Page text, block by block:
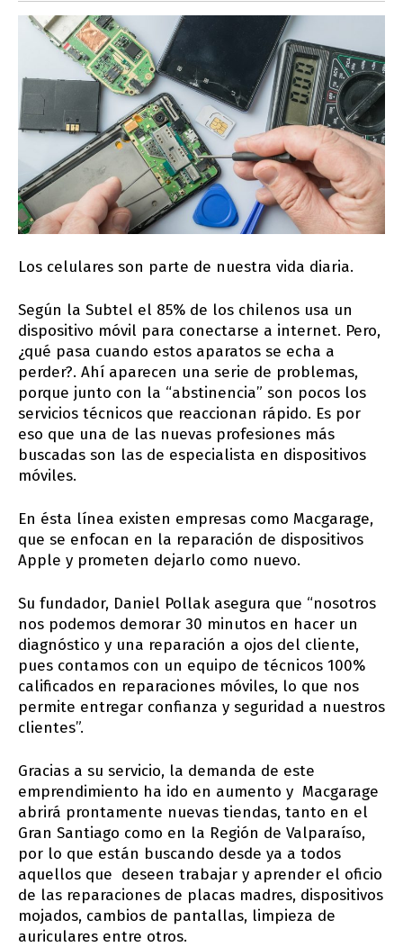
Los celulares son parte de nuestra vida diaria.
Según la Subtel el 85% de los chilenos usa un
dispositivo móvil para conectarse a internet. Pero,
¿qué pasa cuando estos aparatos se echa a
perder?. Ahí aparecen una serie de problemas,
porque junto con la “abstinencia” son pocos los
servicios técnicos que reaccionan rápido. Es por
eso que una de las nuevas profesiones más
buscadas son las de especialista en dispositivos
móviles.
En ésta línea existen empresas como Macgarage,
que se enfocan en la reparación de dispositivos
Apple y prometen dejarlo como nuevo.
Su fundador, Daniel Pollak asegura que “nosotros
nos podemos demorar 30 minutos en hacer un
diagnóstico y una reparación a ojos del cliente,
pues contamos con un equipo de técnicos 100%
calificados en reparaciones móviles, lo que nos
permite entregar confianza y seguridad a nuestros
clientes”.
Gracias a su servicio, la demanda de este
emprendimiento ha ido en aumento y Macgarage
abrirá prontamente nuevas tiendas, tanto en el
Gran Santiago como en la Región de Valparaíso,
por lo que están buscando desde ya a todos
aquellos que deseen trabajar y aprender el oficio
de las reparaciones de placas madres, dispositivos
mojados, cambios de pantallas, limpieza de
auriculares entre otros.